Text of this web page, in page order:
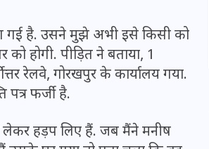
गई है. उसने मुझे अभी इसे किसी को
होगी. पीड़ित ने बताया, 1
रेलवे, गोरखपुर के कार्यालय गया.
फर्जी है.
लेकर हड़प लिए हैं. जब मैंने मनीष
20 जनवरी 2026